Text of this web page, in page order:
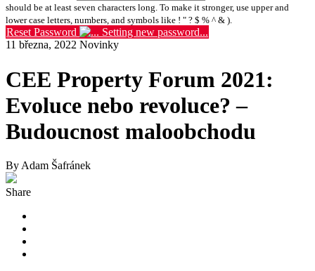
should be at least seven characters long. To make it stronger, use upper and
lower case letters, numbers, and symbols like ! " ? $ % ^ & ).
Reset Password
Setting new password...
11 března, 2022 Novinky
CEE Property Forum 2021:
Evoluce nebo revoluce? –
Budoucnost maloobchodu
By Adam Šafránek
Share